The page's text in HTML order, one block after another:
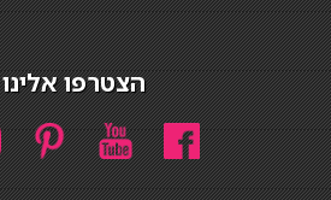
הצטרפו אלינו